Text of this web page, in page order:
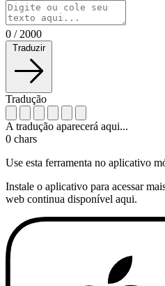
0 / 2000
Traduzir
Tradução
A tradução aparecerá aqui...
0 chars
Use esta ferramenta no aplicativo
Instale o aplicativo para acessar
web continua disponível aqui.